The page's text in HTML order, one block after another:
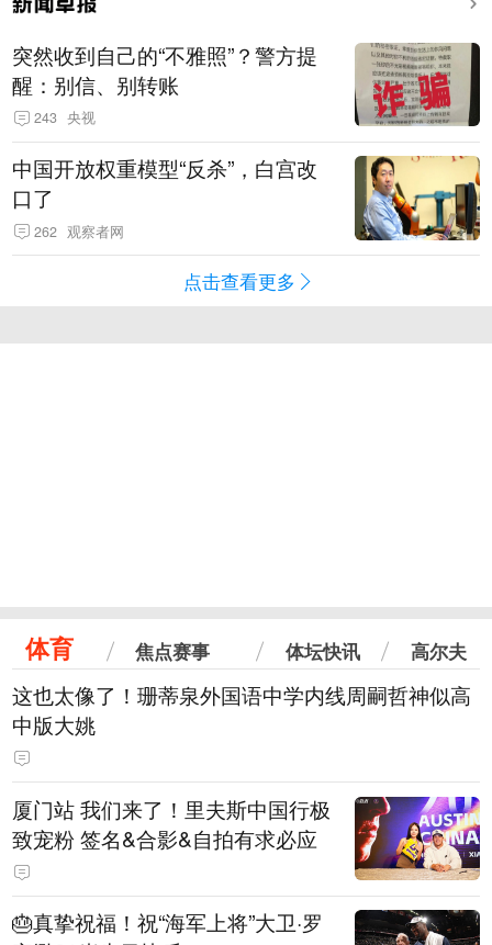
突然收到自己的“不雅照”？警方提
醒：别信、别转账
243 央视
中国开放权重模型“反杀”，白宫改
口了
262 观察者网
点击查看更多
体育 焦点赛事 体坛快讯 高尔夫
这也太像了！珊蒂泉外国语中学内线周嗣哲神似高
中版大姚
厦门站 我们来了！里夫斯中国行极
致宠粉 签名&合影&自拍有求必应
🎂真挚祝福！祝“海军上将”大卫·罗